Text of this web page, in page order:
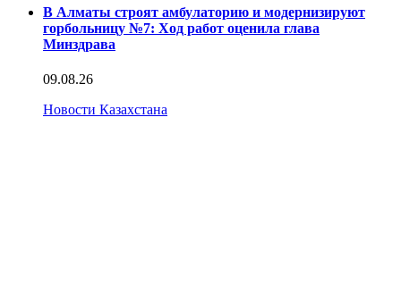
В Алматы строят амбулаторию и модернизируют
горбольницу №7: Ход работ оценила глава
Минздрава
09.08.26
Новости Казахстана